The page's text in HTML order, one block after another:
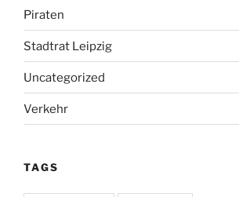
Piraten
Stadtrat Leipzig
Uncategorized
Verkehr
TAGS